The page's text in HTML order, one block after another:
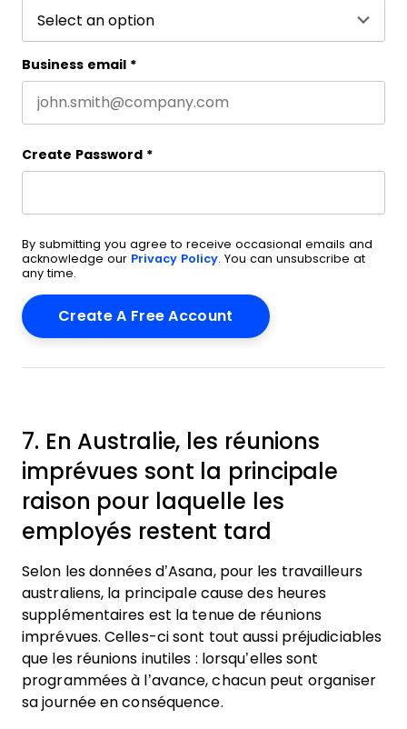
Business email *
Create Password *
By submitting you agree to receive occasional emails and
acknowledge our Privacy Policy. You can unsubscribe at
any time.
7. En Australie, les réunions
imprévues sont la principale
raison pour laquelle les
employés restent tard
Selon les données d’Asana, pour les travailleurs
australiens, la principale cause des heures
supplémentaires est la tenue de réunions
imprévues. Celles-ci sont tout aussi préjudiciables
que les réunions inutiles : lorsqu’elles sont
programmées à l’avance, chacun peut organiser
sa journée en conséquence.